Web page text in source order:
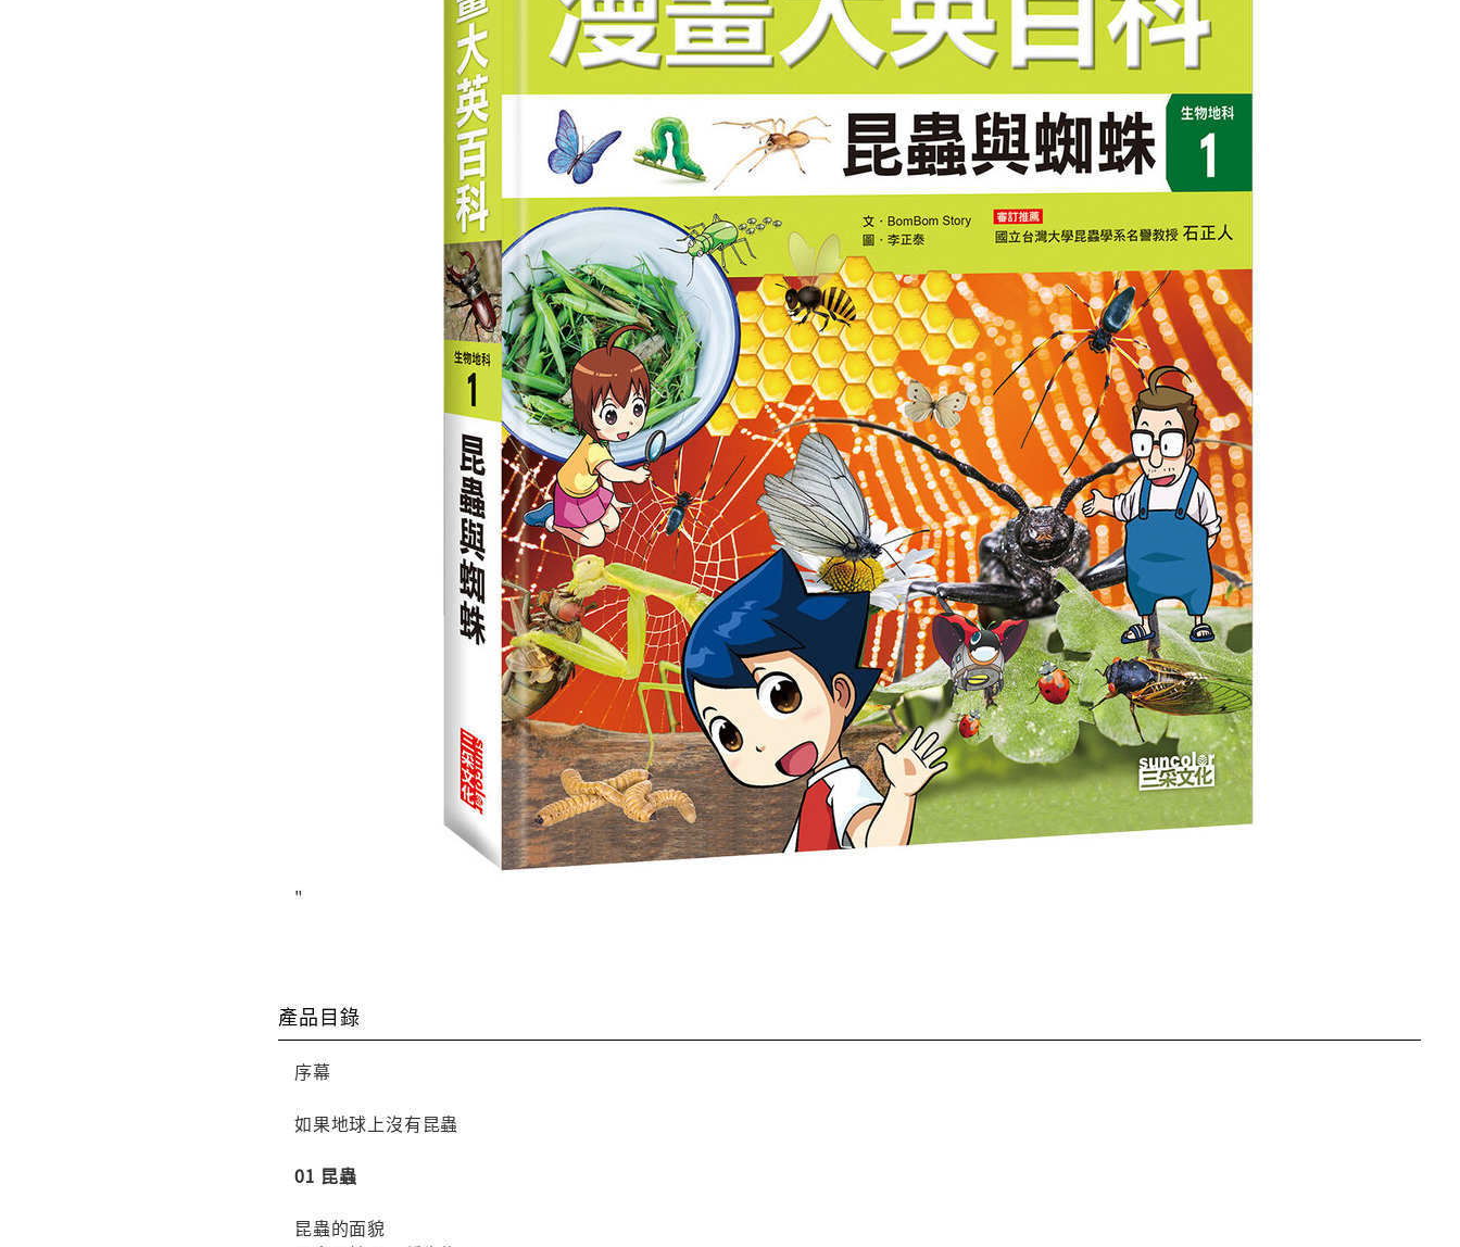
"
產品目錄
序幕
如果地球上沒有昆蟲
01 昆蟲
昆蟲的面貌